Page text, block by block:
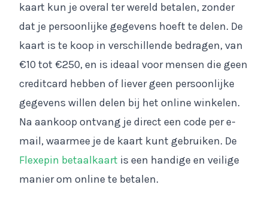
kaart kun je overal ter wereld betalen, zonder
dat je persoonlijke gegevens hoeft te delen. De
kaart is te koop in verschillende bedragen, van
€10 tot €250, en is ideaal voor mensen die geen
creditcard hebben of liever geen persoonlijke
gegevens willen delen bij het online winkelen.
Na aankoop ontvang je direct een code per e-
mail, waarmee je de kaart kunt gebruiken. De
Flexepin betaalkaart is een handige en veilige
manier om online te betalen.